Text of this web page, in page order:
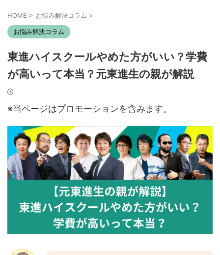
HOME > お悩み解決コラム >
お悩み解決コラム
東進ハイスクールやめた方がいい？学費
が高いって本当？元東進生の親が解説
※当ページはプロモーションを含みます。